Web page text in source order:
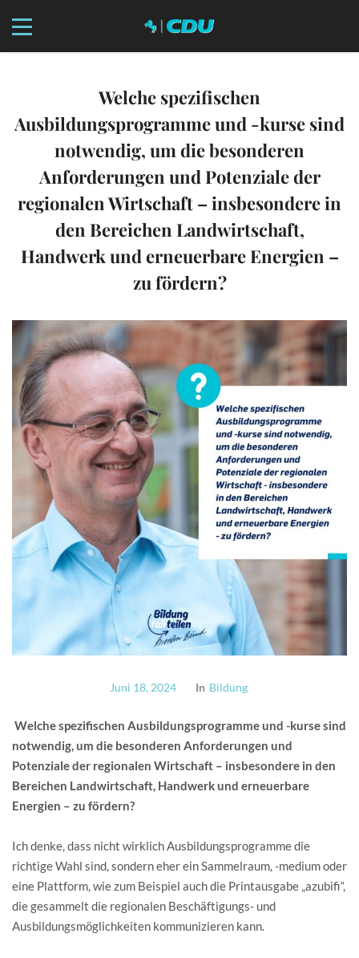
Welche spezifischen
Ausbildungsprogramme und -kurse sind
notwendig, um die besonderen
Anforderungen und Potenziale der
regionalen Wirtschaft – insbesondere in
den Bereichen Landwirtschaft,
Handwerk und erneuerbare Energien –
zu fördern?
Juni 18, 2024 In Bildung
Welche spezifischen Ausbildungsprogramme und -kurse sind
notwendig, um die besonderen Anforderungen und
Potenziale der regionalen Wirtschaft – insbesondere in den
Bereichen Landwirtschaft, Handwerk und erneuerbare
Energien – zu fördern?
Ich denke, dass nicht wirklich Ausbildungsprogramme die
richtige Wahl sind, sondern eher ein Sammelraum, -medium oder
eine Plattform, wie zum Beispiel auch die Printausgabe „azubifi“,
die gesammelt die regionalen Beschäftigungs- und
Ausbildungsmöglichkeiten kommunizieren kann.